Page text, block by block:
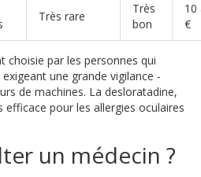
Très rare
Très
bon
10
€
choisie par les personnes qui
une grande vigilance -
de machines. La desloratadine,
pour les allergies oculaires
un médecin ?